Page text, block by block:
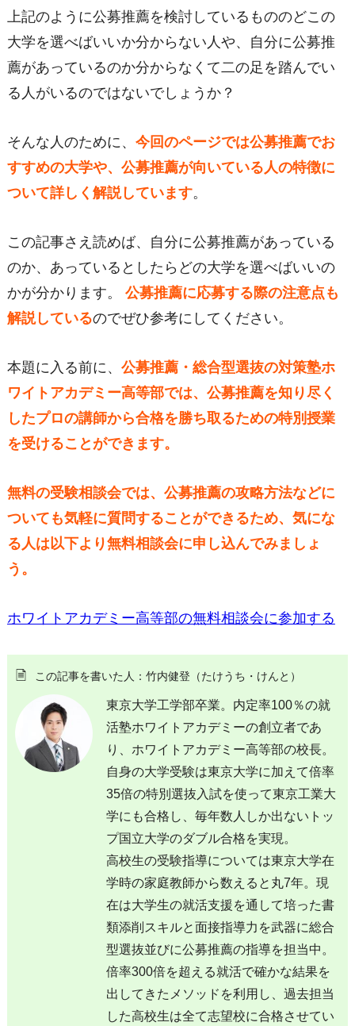
上記のように公募推薦を検討しているもののどこの
大学を選べばいいか分からない人や、自分に公募推
薦があっているのか分からなくて二の足を踏んでい
る人がいるのではないでしょうか？
そんな人のために、 今回のページでは公募推薦でお
すすめの大学や、公募推薦が向いている人の特徴に
ついて詳しく解説しています。
この記事さえ読めば、自分に公募推薦があっている
のか、あっているとしたらどの大学を選べばいいの
かが分かります。 公募推薦に応募する際の注意点も
解説しているのでぜひ参考にしてください。
本題に入る前に、 公募推薦・総合型選抜の対策塾ホ
ワイトアカデミー高等部では、公募推薦を知り尽く
したプロの講師から合格を勝ち取るための特別授業
を受けることができます。
無料の受験相談会では、公募推薦の攻略方法などに
ついても気軽に質問することができるため、気にな
る人は以下より無料相談会に申し込んでみましょ
う。
ホワイトアカデミー高等部の無料相談会に参加する
この記事を書いた人：竹内健登（たけうち・けんと）
東京大学工学部卒業。内定率100％の就
活塾ホワイトアカデミーの創立者であ
り、ホワイトアカデミー高等部の校長。
自身の大学受験は東京大学に加えて倍率
35倍の特別選抜入試を使って東京工業大
学にも合格し、毎年数人しか出ないトッ
プ国立大学のダブル合格を実現。
高校生の受験指導については東京大学在
学時の家庭教師から数えると丸7年。現
在は大学生の就活支援を通して培った書
類添削スキルと面接指導力を武器に総合
型選抜並びに公募推薦の指導を担当中。
倍率300倍を超える就活で確かな結果を
出してきたメソッドを利用し、過去担当
した高校生は全て志望校に合格させてい